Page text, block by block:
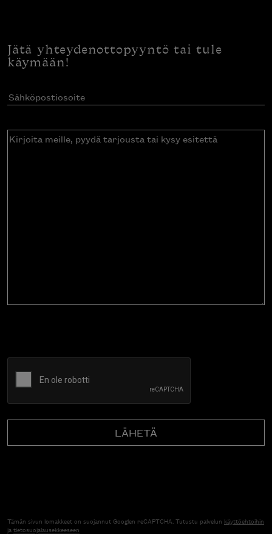
Jätä yhteydenottopyyntö tai tule
käymään!
Sähköpostiosoite(Pakollinen)
Kirjoita
Tämän sivun lomakkeet on suojannut Googlen reCAPTCHA. Tutustu palvelun käyttöehtoihin
jatietosuojalausekkeeseen